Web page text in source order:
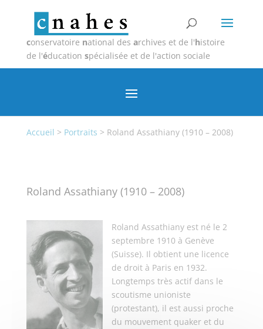
conservatoire national des archives et de l'histoire
de l'éducation spécialisée et de l'action sociale
Accueil > Portraits > Roland Assathiany (1910 – 2008)
Roland Assathiany (1910 – 2008)
Roland Assathiany est né le 2
septembre 1910 à Genève
(Suisse). Il obtient une licence
de droit à Paris en 1932.
Longtemps très actif dans le
scoutisme unioniste
(protestant), il est aussi proche
du mouvement quaker et du